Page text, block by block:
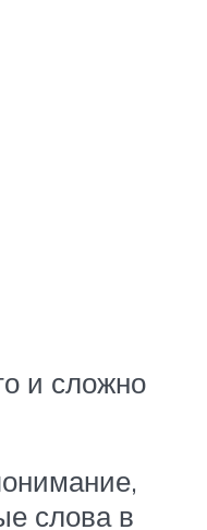
и сложно
слова в